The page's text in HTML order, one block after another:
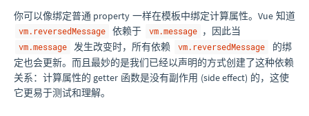
你可以像绑定普通 property 一样在模板中绑定计算属性。Vue 知道
vm.reversedMessage 依赖于 vm.message ，因此当
vm.message 发生改变时，所有依赖 vm.reversedMessage
的绑
定也会更新。而且最妙的是我们已经以声明的方式创建了这种依赖
关系：计算属性的 getter 函数是没有副作用 (side effect) 的，这使
它更易于测试和理解。